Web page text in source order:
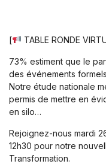
[ TABLE RONDE
73% estiment que le
des événements
Notre étude nationale
permis de mettre en
en silo…
Rejoignez-nous mardi
12h30 pour notre
Transformation.